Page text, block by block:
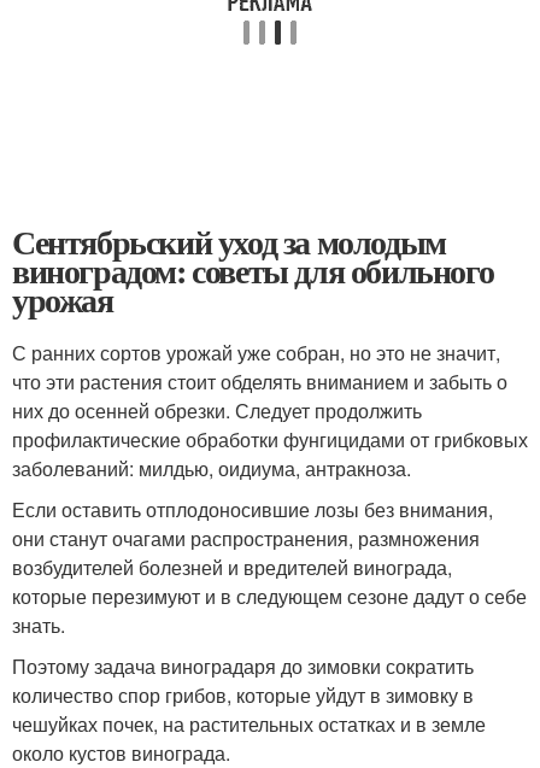
Сентябрьский уход за молодым
виноградом: советы для обильного
урожая
С ранних сортов урожай уже собран, но это не значит,
что эти растения стоит обделять вниманием и забыть о
них до осенней обрезки. Следует продолжить
профилактические обработки фунгицидами от грибковых
заболеваний: милдью, оидиума, антракноза.
Если оставить отплодоносившие лозы без внимания,
они станут очагами распространения, размножения
возбудителей болезней и вредителей винограда,
которые перезимуют и в следующем сезоне дадут о себе
знать.
Поэтому задача виноградаря до зимовки сократить
количество спор грибов, которые уйдут в зимовку в
чешуйках почек, на растительных остатках и в земле
около кустов винограда.